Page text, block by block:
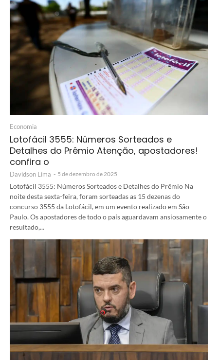
Economia
Lotofácil 3555: Números Sorteados e
Detalhes do Prêmio Atenção, apostadores!
confira o
Davidson Lima - 5 de dezembro de 2025
Lotofácil 3555: Números Sorteados e Detalhes do Prêmio Na
noite desta sexta-feira, foram sorteadas as 15 dezenas do
concurso 3555 da Lotofácil, em um evento realizado em São
Paulo. Os apostadores de todo o país aguardavam ansiosamente o
resultado,...